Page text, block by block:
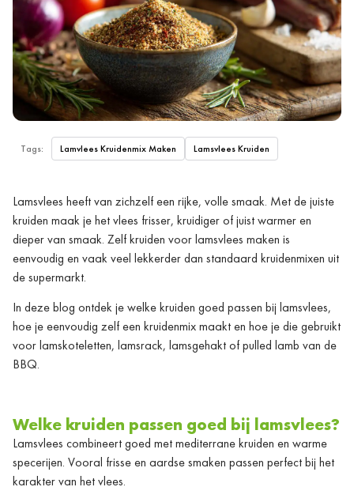
Tags: Lamvlees Kruidenmix Maken Lamsvlees Kruiden
Lamsvlees heeft van zichzelf een rijke, volle smaak. Met de juiste
kruiden maak je het vlees frisser, kruidiger of juist warmer en
dieper van smaak. Zelf kruiden voor lamsvlees maken is
eenvoudig en vaak veel lekkerder dan standaard kruidenmixen uit
de supermarkt.
In deze blog ontdek je welke kruiden goed passen bij lamsvlees,
hoe je eenvoudig zelf een kruidenmix maakt en hoe je die gebruikt
voor lamskoteletten, lamsrack, lamsgehakt of pulled lamb van de
BBQ.
Welke kruiden passen goed bij lamsvlees?
Lamsvlees combineert goed met mediterrane kruiden en warme
specerijen. Vooral frisse en aardse smaken passen perfect bij het
karakter van het vlees.